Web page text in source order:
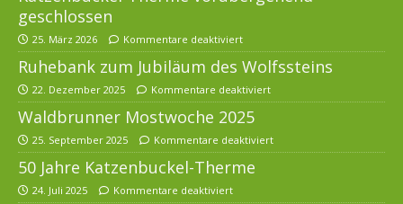
geschlossen
25. März 2026 Kommentare deaktiviert
Ruhebank zum Jubiläum des Wolfssteins
22. Dezember 2025 Kommentare deaktiviert
Waldbrunner Mostwoche 2025
25. September 2025 Kommentare deaktiviert
50 Jahre Katzenbuckel-Therme
24. Juli 2025 Kommentare deaktiviert